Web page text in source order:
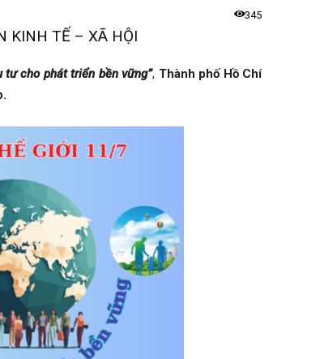
345
KINH TẾ – XÃ HỘI
cho phát triển bền vững”, Thành phố Hồ Chí